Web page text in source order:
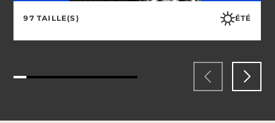
97 TAILLE(S) ÉTÉ